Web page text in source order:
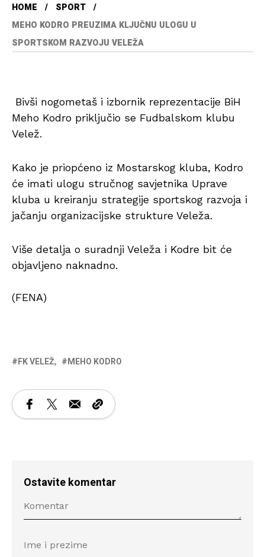
HOME
SPORT
MEHO KODRO PREUZIMA KLJUČNU ULOGU U
SPORTSKOM RAZVOJU VELEŽA
Bivši nogometaš i izbornik reprezentacije BiH
Meho Kodro priključio se Fudbalskom klubu
Velež.
Kako je priopćeno iz Mostarskog kluba, Kodro
će imati ulogu stručnog savjetnika Uprave
kluba u kreiranju strategije sportskog razvoja i
jačanju organizacijske strukture Veleža.
Više detalja o suradnji Veleža i Kodre bit će
objavljeno naknadno.
(FENA)
FK VELEŽ MEHO KODRO
Ostavite komentar